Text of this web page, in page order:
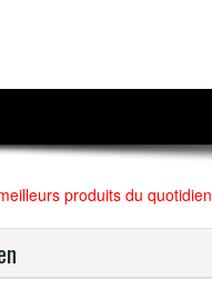
produits du quotidien